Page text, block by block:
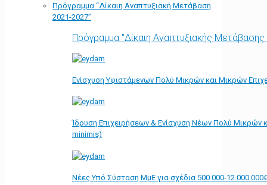
Πρόγραμμα “Δίκαιη Αναπτυξιακή Μετάβαση
2021-2027”
Πρόγραμμα "Δίκαιη Αναπτυξιακής
Ενίσχυση Υφιστάμενων Πολύ Μικρών και Μικρών
Ίδρυση Επιχειρήσεων & Ενίσχυση Νέων Πολύ Μικρών
minimis)
Νέες Υπό Σύσταση ΜμΕ για σχέδια 500.000-